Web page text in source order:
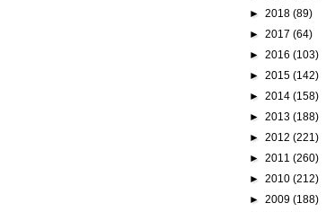
► 2018 (89)
► 2017 (64)
► 2016 (103)
► 2015 (142)
► 2014 (158)
► 2013 (188)
► 2012 (221)
► 2011 (260)
► 2010 (212)
► 2009 (188)